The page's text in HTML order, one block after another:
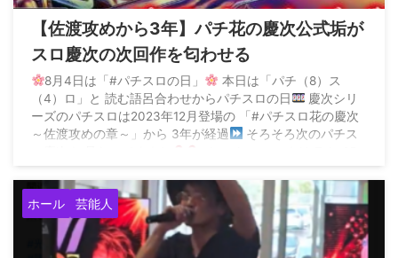
【佐渡攻めから3年】パチ花の慶次公式垢が
スロ慶次の次回作を匂わせる
8月4日は「#パチスロの日」
本日は「パチ（8）ス
（4）ロ」と 読む語呂合わせからパチスロの日
慶次シリ
ーズのパチスロは2023年12月登場の 「#パチスロ花の慶次
～佐渡攻めの章～」から 3年が経過
そろそろ次のパチス
August 4, 2026 &n ...
ホール 芸能人